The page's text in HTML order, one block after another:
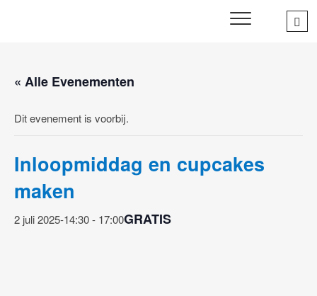
WIJ ZETTEN ONS IN VOOR HET WELZIJN EN VERBINDEN
« Alle Evenementen
Dit evenement is voorbij.
Inloopmiddag en cupcakes
maken
2 juli 2025-14:30- 17:00GRATIS